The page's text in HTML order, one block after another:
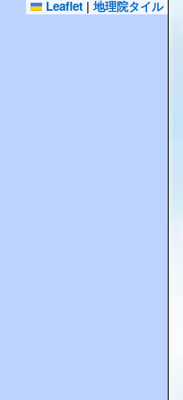
Leaflet | 地理院タイル